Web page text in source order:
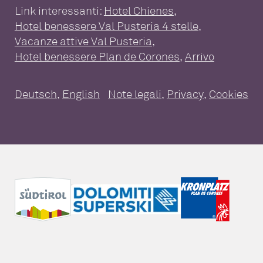
Benessere & Spa
Pools
Mondo delle saune
Massaggi e trattamenti
Day Spa
SUITE & PACCHETTI
Camere e suite
Servizi inclusi
Assicurazione annullamenti viaggi
Buoni
AVVENTURA PLAN DE
CORONES
Attività & Dintorni
Escursioni e pedalate
Link interessanti: Hotel Chienes,
Hotel benessere Val Pusteria 4 stelle,
Vacanze attive Val Pusteria,
Hotel benessere Plan de Corones, Arrivo
Deutsch, English Note legali, Privacy, Cookies